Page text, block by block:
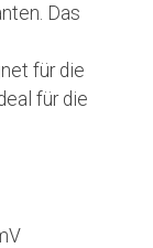
Das
für die
für die